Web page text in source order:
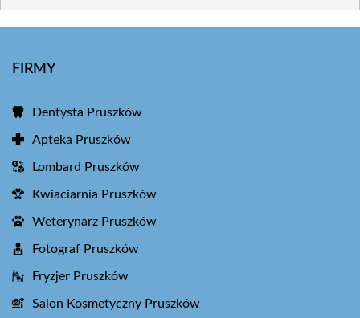
FIRMY
Dentysta Pruszków
Apteka Pruszków
Lombard Pruszków
Kwiaciarnia Pruszków
Weterynarz Pruszków
Fotograf Pruszków
Fryzjer Pruszków
Salon Kosmetyczny Pruszków